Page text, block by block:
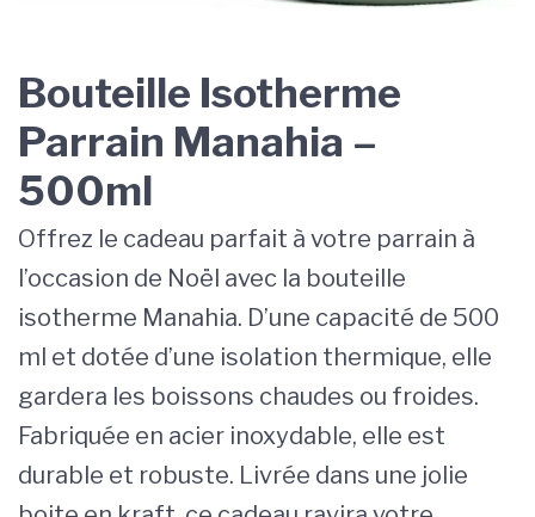
Bouteille Isotherme
Parrain Manahia –
500ml
Offrez le cadeau parfait à votre parrain à
l’occasion de Noël avec la bouteille
isotherme Manahia. D’une capacité de 500
ml et dotée d’une isolation thermique, elle
gardera les boissons chaudes ou froides.
Fabriquée en acier inoxydable, elle est
durable et robuste. Livrée dans une jolie